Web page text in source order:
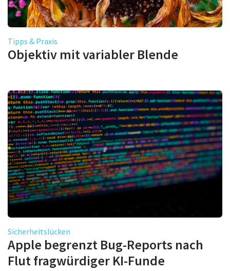
Tipps & Praxis
Objektiv mit variabler Blende
Sicherheitslücken
Apple begrenzt Bug-Reports nach
Flut fragwürdiger KI-Funde